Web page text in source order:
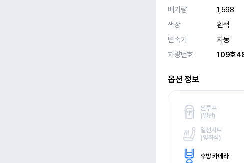
배기량
1,598
색상
흰색
변속기
자동
차량번호
109호
옵션 정보
썬루프
(일반)
열선시트
(앞좌석)
후방 카메라